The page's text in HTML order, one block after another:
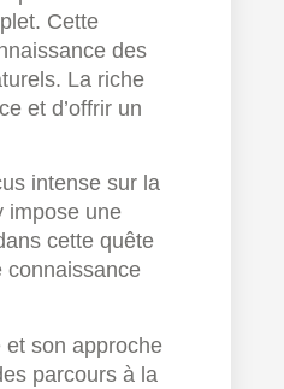
Cette
des
La riche
et d’offrir un
intense sur la
impose une
cette quête
connaissance
et son approche
parcours à la